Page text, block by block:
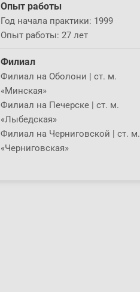
Опыт работы
Год начала практики: 1999
Опыт работы: 27 лет
Филиал
Филиал на Оболони | ст. м.
«Минская»
Филиал на Печерске | ст. м.
«Лыбедская»
Филиал на Черниговской | ст. м.
«Черниговская»